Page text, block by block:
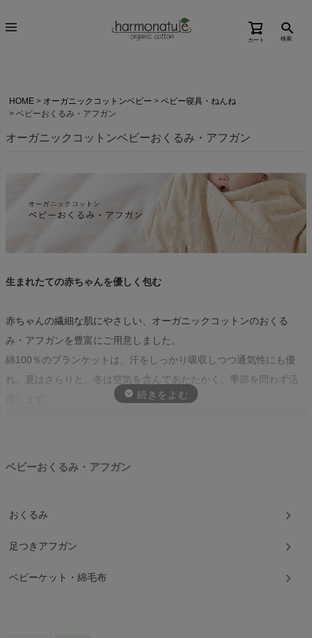
カート 検索
HOME オーガニックコットンベビー
ベビー寝具・ねんね
ベビーおくるみ・アフガン
オーガニックコットンベビーおくるみ・アフガン
生まれたての赤ちゃんを優しく包む
赤ちゃんの繊細な肌にやさしい、オーガニックコットンのおくる
み・アフガンを豊富にご用意しました。
綿100％のブランケットは、汗をしっかり吸収しつつ通気性にも優
れ、夏はさらりと、冬は空気を含んであたたかく、季節を問わず活
おくるみとしてだけでなく、お昼寝用や外出時のブランケット、ベ
赤ちゃんが成長した後は、ママのひざ掛けとしても。
ベビーおくるみ・アフガン
おくるみ
足つきアフガン
ベビーケット・綿毛布